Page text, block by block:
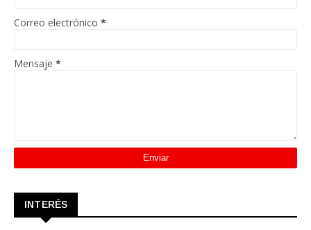
Correo electrónico *
Mensaje *
INTERÉS